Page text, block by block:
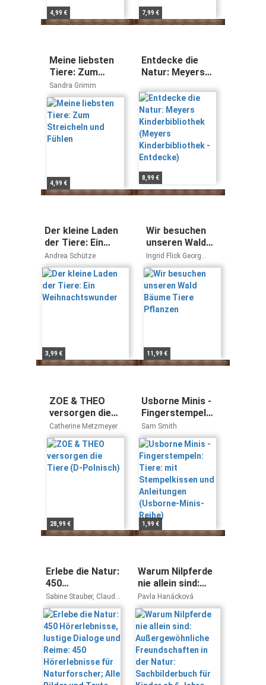
4,99 € 7,99 €
Meine liebsten
Tiere: Zum
Streicheln und
Fühlen
Sandra Grimm
4,99 €
Entdecke die
Natur: Meyers
(Meyers
Kinderbibliothek
- Entdecke)
8,99 €
Der kleine Laden
der Tiere: Ein
Weihnachtswunder
Andrea Schütze
3,99 €
Wir besuchen
unseren Wald
Bäume Tiere
Pflanzen
Ingrid Flick Georg
Rothmann
11,99 €
ZOE & THEO
versorgen die
Tiere (D-
Polnisch)
Catherine Metzmeyer
28,99 €
Usborne Minis -
Fingerstempeln:
Tiere: mit
Stempelkissen
und Anleitungen
(Usborne-Minis-
Reihe)
Sam Smith
1,99 €
Erlebe die Natur:
450
Hörerlebnisse,
lustige Dialoge
und Reime: 450
Hörerlebnisse
für
Naturforscher;
Alle Bilder und
Texte zum
Sabine Stauber, Claudia
Kaiser, Martin Lickleder
Warum Nilpferde
nie allein sind:
Außergewöhnliche
Freundschaften in
der Natur:
Sachbilderbuch
für Kinder ab 6
Jahre (Naturkind)
Pavla Hanácková